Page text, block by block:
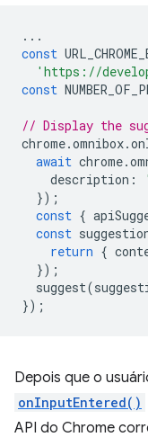
...
const
'https://
const
// Display the
chrome.omnibox.
await chrome.
description :
});
const {
const
return {
});
suggest(
});
Depois que o
onInputEntered()
API do Chrome